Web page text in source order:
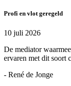
Profi en vlot geregeld
10 juli 2026
De mediator
ervaren met dit soort
- René de Jonge